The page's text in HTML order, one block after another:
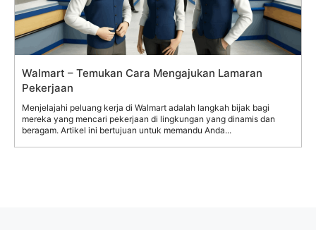
Walmart – Temukan Cara Mengajukan Lamaran
Pekerjaan
Menjelajahi peluang kerja di Walmart adalah langkah bijak bagi
mereka yang mencari pekerjaan di lingkungan yang dinamis dan
beragam. Artikel ini bertujuan untuk memandu Anda...